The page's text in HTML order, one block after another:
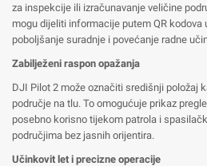
za inspekcije ili izračunavanje veličine
mogu dijeliti informacije putem QR kodova
poboljšanje suradnje i povećanje radne
Zabilježeni raspon opažanja
DJI Pilot 2 može označiti središnji položaj
područje na tlu. To omogućuje prikaz
posebno korisno tijekom patrola i
područjima bez jasnih orijentira.
Učinkovit let i precizne operacije